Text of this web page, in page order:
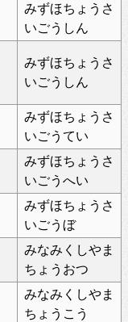
みずほちょうさ
いごうしん
みずほちょうさ
いごうしん
みずほちょうさ
いごうてい
みずほちょうさ
いごうへい
みずほちょうさ
いごうぼ
みなみくしやま
ちょうおつ
みなみくしやま
ちょうこう